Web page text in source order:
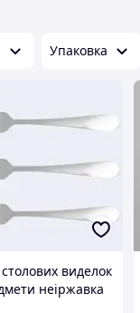
Упаковка
виделок
неіржавка